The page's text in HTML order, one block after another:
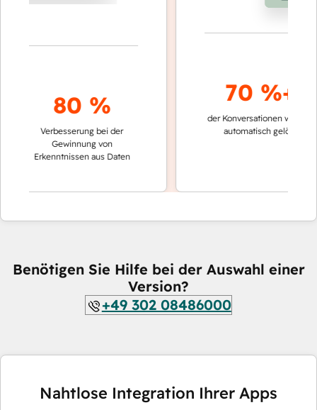
80 %
Verbesserung bei der
Gewinnung von
Erkenntnissen aus Daten
70 %+
der Konversationen werden
automatisch gelöst
Benötigen Sie Hilfe bei der Auswahl einer
Version?
+49 302 08486000
Nahtlose Integration Ihrer Apps